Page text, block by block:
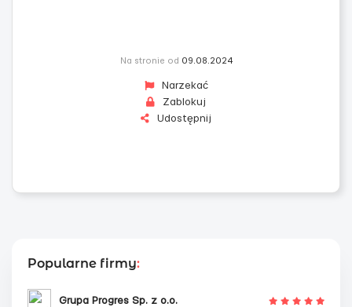
Na stronie od 09.08.2024
Narzekać
Zablokuj
Udostępnij
Popularne firmy:
Grupa Progres Sp. z o.o.